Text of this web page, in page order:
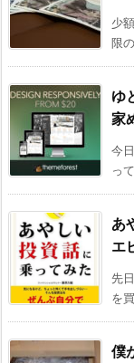
少
限
ゆ
家
今
っ
あ
エ
先
を
僕